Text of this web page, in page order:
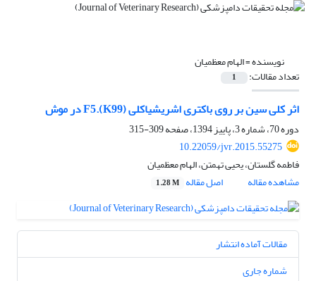
نویسنده =الهام معظمیان
تعداد مقالات: 1
اثر کلی سین بر روی باکتری اشریشیاکلی F5.(K99) در موش
دوره 70، شماره 3، پاییز 1394، صفحه
309-315
10.22059/jvr.2015.55275
فاطمه گلستان، یحیی تهمتن، الهام معظمیان
مشاهده مقاله
اصل مقاله 1.28 M
مقالات آماده انتشار
شماره جاری